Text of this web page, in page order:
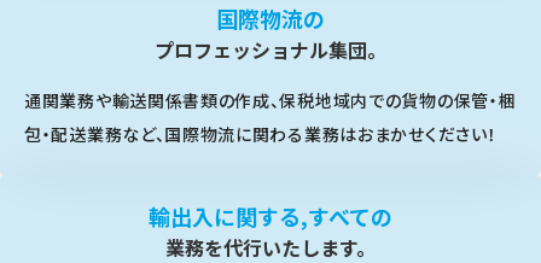
国際物流の
プロフェッショナル集団。
通関業務や輸送関係書類の作成、保税地域内での貨物の保管・梱
包・配送業務など、国際物流に関わる業務はおまかせください！
輸出入に関する,すべての
業務を代行いたします。